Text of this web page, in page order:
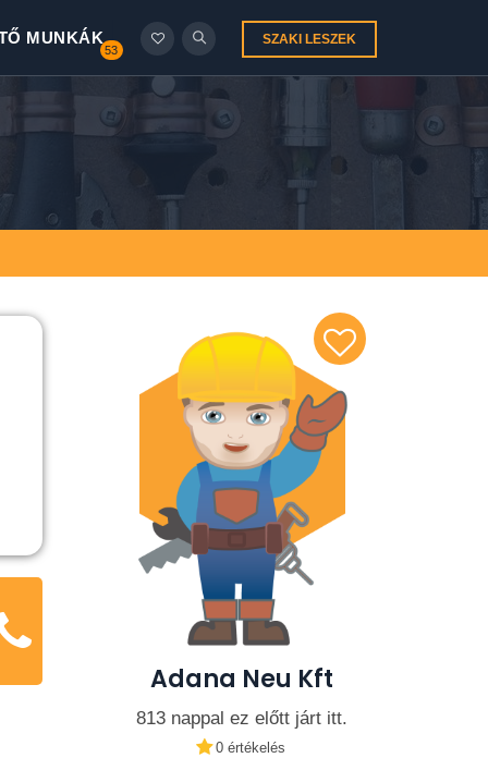
SZAKI LESZEK
MUNKÁK
53
Adana Neu Kft
813 nappal ez előtt járt itt.
0 értékelés